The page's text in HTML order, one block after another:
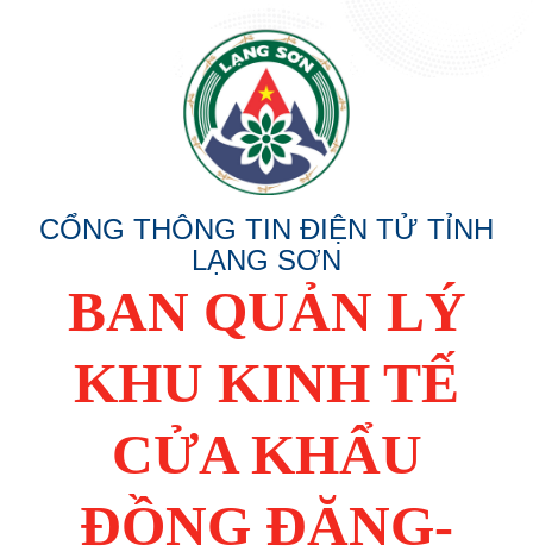
CỔNG THÔNG TIN ĐIỆN TỬ TỈNH
LẠNG SƠN
BAN QUẢN LÝ
KHU KINH TẾ
CỬA KHẨU
ĐỒNG ĐĂNG-